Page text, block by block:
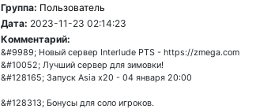
Группа: Пользователь
Дата: 2023-11-23 02:14:23
Комментарий:
&#9989; Новый сервер Interlude PTS - https://zmega.com
&#10052; Лучший сервер для зимовки!
&#128165; Запуск Asia x20 - 04 января 20:00
&#128313; Бонусы для соло игроков.